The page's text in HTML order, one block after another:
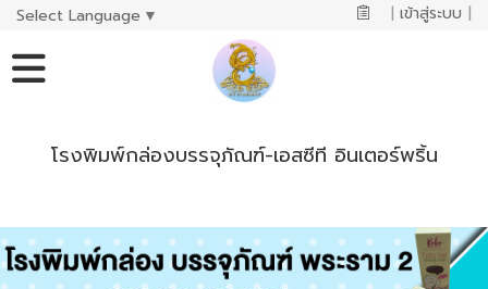
Select Language ▼ | เข้าสู่ระบบ |
โรงพิมพ์กล่องบรรจุภัณฑ์-เอสซีที อินเตอร์พริ้น